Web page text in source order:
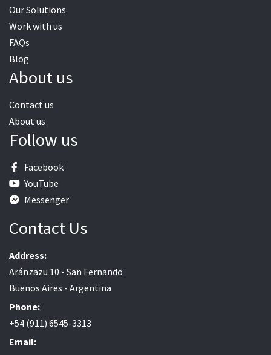
Our Solutions
Work with us
FAQs
Blog
About us
Contact us
About us
Follow us
Facebook
YouTube
Messenger
Contact Us
Address:
Aránzazu 10 - San Fernando
Buenos Aires - Argentina
Phone:
+54 (911) 6545-3313
Email: